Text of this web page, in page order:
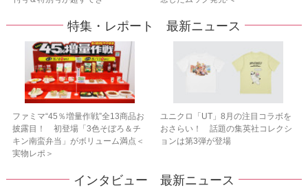
特集・レポート 最新ニュース
ファミマ“45％増量作戦”全13商品お
披露目！ 初登場「3色そぼろ＆チ
キン南蛮弁当」がボリューム満点＜
実物レポ＞
ユニクロ「UT」8月の注目コラボを
おさらい！ 話題の集英社コレクシ
ョンは第3弾が登場
インタビュー 最新ニュース